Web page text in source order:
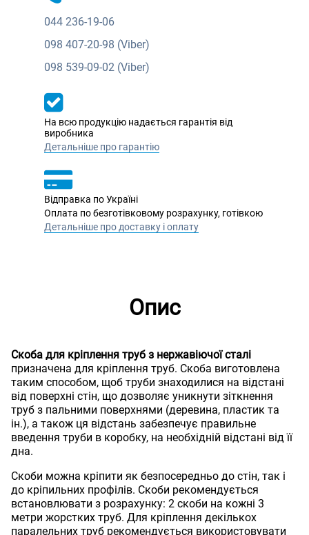
044 236-19-06
098 407-20-98 (Viber)
098 539-09-02 (Viber)
На всю продукцію надається гарантія від
виробника
Детальніше про гарантію
Відправка по Україні
Оплата по безготівковому розрахунку, готівкою
Детальніше про доставку і оплату
Опис
Скоба для кріплення труб з нержавіючої сталі
призначена для кріплення труб. Скоба виготовлена
таким способом, щоб труби знаходилися на відстані
від поверхні стін, що дозволяє уникнути зіткнення
труб з пальними поверхнями (деревина, пластик та
ін.), а також ця відстань забезпечує правильне
введення труби в коробку, на необхідній відстані від її
дна.
Скоби можна кріпити як безпосередньо до стін, так і
до кріпильних профілів. Скоби рекомендується
встановлювати з розрахунку: 2 скоби на кожні 3
метри жорстких труб. Для кріплення декількох
паралельних труб рекомендується використовувати